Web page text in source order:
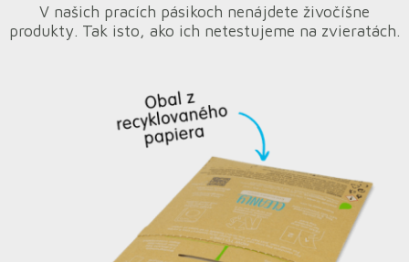
V našich pracích pásikoch nenájdete živočíšne
produkty. Tak isto, ako ich netestujeme na zvieratách.